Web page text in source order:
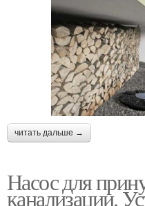
читать дальше →
Насос для
канализации.